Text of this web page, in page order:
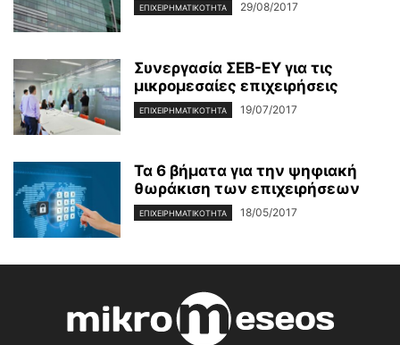
ΕΠΙΧΕΙΡΗΜΑΤΙΚΌΤΗΤΑ 29/08/2017
Συνεργασία ΣΕΒ-EY για τις
μικρομεσαίες επιχειρήσεις
ΕΠΙΧΕΙΡΗΜΑΤΙΚΌΤΗΤΑ 19/07/2017
Τα 6 βήματα για την ψηφιακή
θωράκιση των επιχειρήσεων
ΕΠΙΧΕΙΡΗΜΑΤΙΚΌΤΗΤΑ 18/05/2017